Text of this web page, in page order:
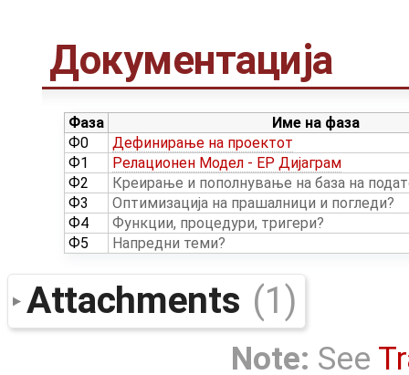
Документација
Фаза
Име на фаза
Ф0
Дефинирање на проектот
Ф1
Релационен Модел - ЕР Дијаграм
Ф2
Креирање и пополнување на база на
Ф3
Оптимизација на прашалници и погледи
Ф4
Функции, процедури, тригери
Ф5
Напредни теми
Attachments (1)
Note: See